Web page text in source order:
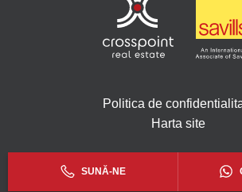
SUNĂ-NE
Politica de
Harta site
Copyright © 2026. Toate drepturile